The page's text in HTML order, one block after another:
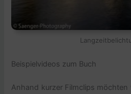
Beispielvideos zum Buch
Anhand kurzer Filmclips